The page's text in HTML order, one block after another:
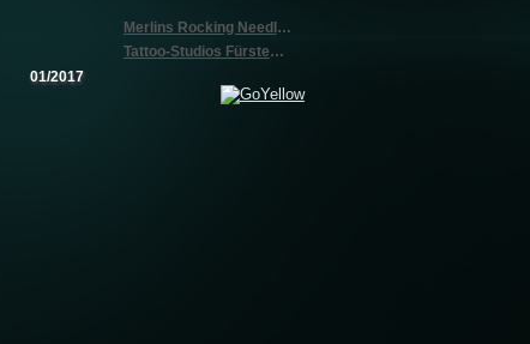
Merlins Rocking Needles Tattoo
Tattoo-Studios Fürstenfeldbruck
01/2017